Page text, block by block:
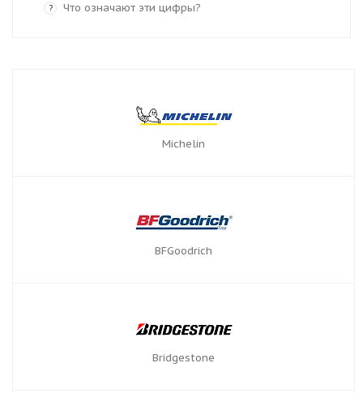
? Что означают эти цифры?
Michelin
BFGoodrich
Bridgestone